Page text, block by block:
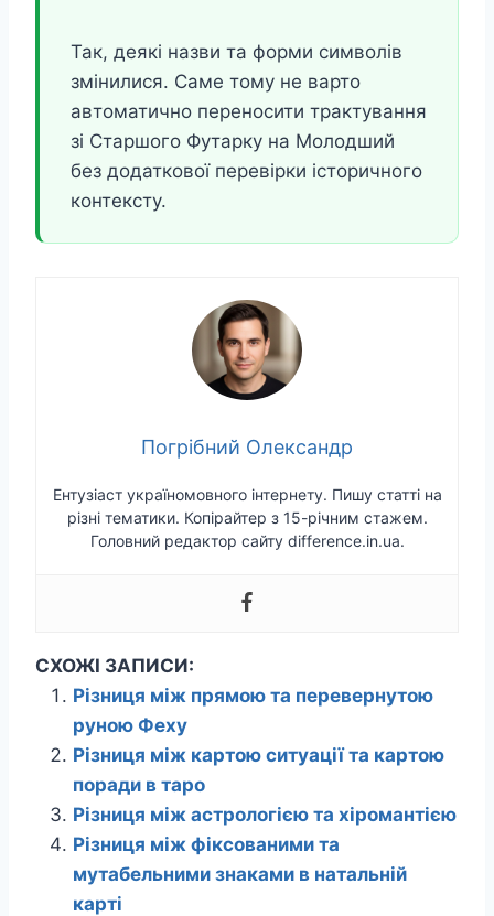
Так, деякі назви та форми символів
змінилися. Саме тому не варто
автоматично переносити трактування
зі Старшого Футарку на Молодший
без додаткової перевірки історичного
контексту.
Погрібний Олександр
Ентузіаст україномовного інтернету. Пишу статті на
різні тематики. Копірайтер з 15-річним стажем.
Головний редактор сайту difference.in.ua.
СХОЖІ ЗАПИСИ:
Різниця між прямою та перевернутою
руною Феху
Різниця між картою ситуації та картою
поради в таро
Різниця між астрологією та хіромантією
Різниця між фіксованими та
мутабельними знаками в натальній
карті